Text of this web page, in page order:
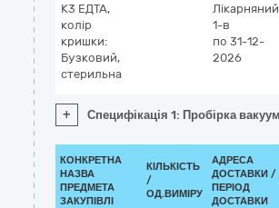
К3 ЕДТА,
колір
кришки:
Бузковий,
стерильна
1-в
по 31-12-
2026
+ Специфікація 1: Пробірка
КОНКРЕТНА
НАЗВА
ПРЕДМЕТА
ЗАКУПІВЛІ
КІЛЬКІСТЬ
/
ОД.ВИМІРУ
АДРЕСА
ДОСТАВКИ /
ПЕРІОД
ДОСТАВКИ